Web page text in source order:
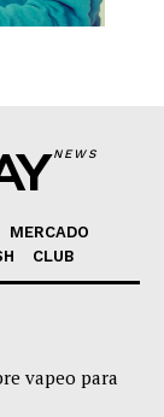
NEWS
MERCADO
CLUB
vapeo para